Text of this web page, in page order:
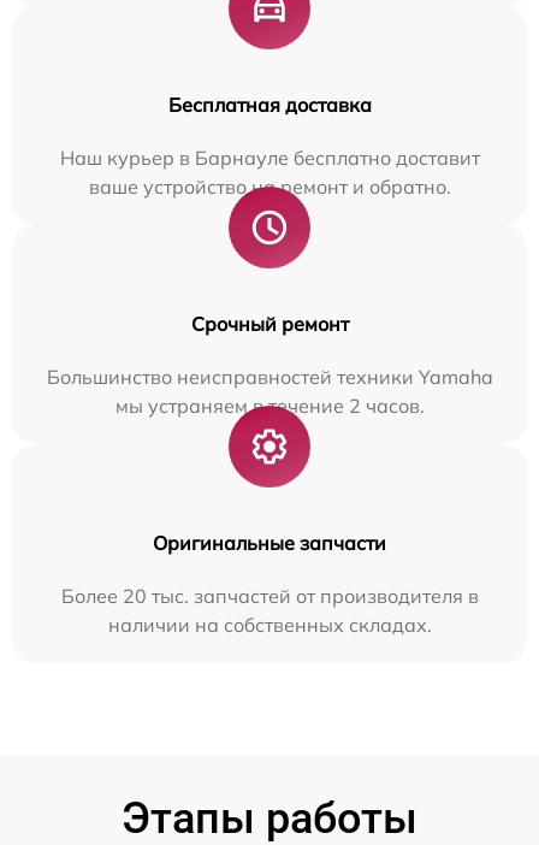
Бесплатная доставка
Наш курьер в Барнауле бесплатно доставит
ваше устройство на ремонт и обратно.
Срочный ремонт
Большинство неисправностей техники Yamaha
мы устраняем в течение 2 часов.
Оригинальные запчасти
Более 20 тыс. запчастей от производителя в
наличии на собственных складах.
Этапы работы